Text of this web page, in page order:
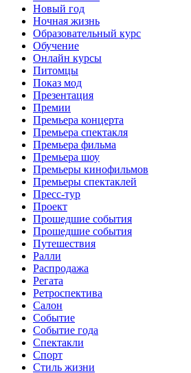
Новый год
Ночная жизнь
Образовательный курс
Обучение
Онлайн курсы
Питомцы
Показ мод
Презентация
Премии
Премьера концерта
Премьера спектакля
Премьера фильма
Премьера шоу
Премьеры кинофильмов
Премьеры спектаклей
Пресс-тур
Проект
Прошедшие события
Прошедшие события
Путешествия
Ралли
Распродажа
Регата
Ретроспектива
Салон
Событие
Событие года
Спектакли
Спорт
Стиль жизни